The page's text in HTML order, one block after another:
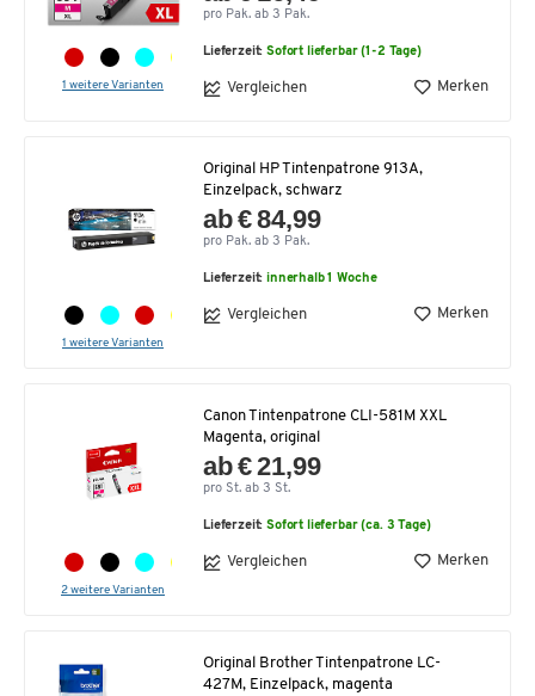
1 weitere Varianten
pro Pak. ab 3 Pak.
Lieferzeit:Sofort lieferbar (1-2 Tage)
Vergleichen Merken
1 weitere Varianten
Original HP Tintenpatrone 913A,
Einzelpack, schwarz
ab € 84,99
pro Pak. ab 3 Pak.
Lieferzeit:innerhalb 1 Woche
Vergleichen Merken
2 weitere Varianten
Canon Tintenpatrone CLI-581M XXL
Magenta, original
ab € 21,99
pro St. ab 3 St.
Lieferzeit:Sofort lieferbar (ca. 3 Tage)
Vergleichen Merken
Original Brother Tintenpatrone LC-
427M, Einzelpack, magenta